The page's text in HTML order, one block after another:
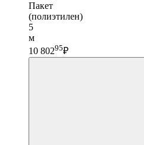
Пакет
(полиэтилен)
5
м
10 80295₽